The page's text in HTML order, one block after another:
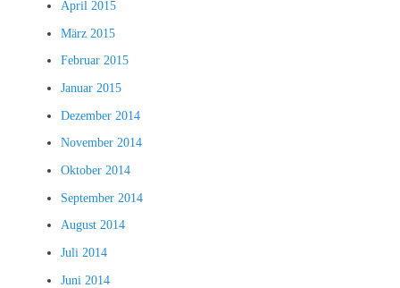
April 2015
März 2015
Februar 2015
Januar 2015
Dezember 2014
November 2014
Oktober 2014
September 2014
August 2014
Juli 2014
Juni 2014